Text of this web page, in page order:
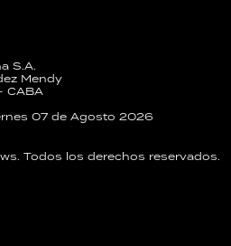
S.A.
Mendy
CABA
07 de Agosto 2026
Todos los derechos reservados.